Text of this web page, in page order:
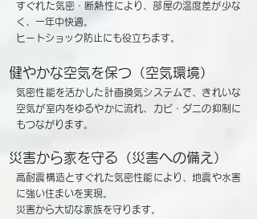
​すぐれた気密・断熱性により、部屋の温度差が少な
く、一年中快適。
ヒートショック防止にも役立ちます。
健やかな空気を保つ（空気環境）
気密性能を活かした計画換気システムで、きれいな
空気が室内をゆるやかに流れ、カビ・ダニの抑制に
もつながります。
災害から家を守る（災害への備え）
高耐震構造とすぐれた気密性能により、地震や水害
に強い住まいを実現。
災害から大切な家族を守ります。